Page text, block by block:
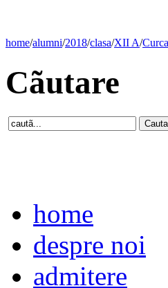
home/alumni/2018/clasa/XII A/
Cãutare
home
despre noi
admitere